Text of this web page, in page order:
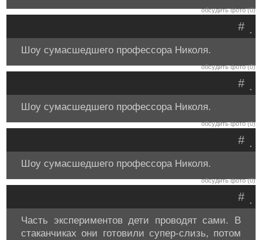
обсудить фото (0)
.
#
Шоу сумасшедшего профессора Николя.
обсудить фото (0)
.
#
Шоу сумасшедшего профессора Николя.
обсудить фото (0)
.
#
Шоу сумасшедшего профессора Николя.
обсудить фото (0)
.
#
Часть экспериментов дети проводят сами. В
стаканчиках они готовили супер-слизь, потом